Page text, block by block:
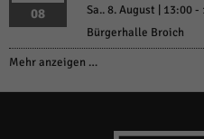
08 Sa.. 8. August | 13:00-
Bürgerhalle Broich
Mehr anzeigen …